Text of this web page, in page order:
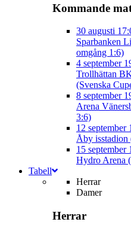
Kommande
30 augusti
Sparbanken
omgång 1:6)
4 september
Trollhättan
(Svenska
8 september
Arena
3:6)
12 september
Åby isstadion
15 september
Hydro Arena
Tabell
Herrar
Damer
Herrar